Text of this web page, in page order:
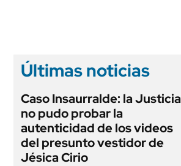
Últimas noticias
Caso Insaurralde: la Justicia
no pudo probar la
autenticidad de los videos
del presunto vestidor de
Jésica Cirio